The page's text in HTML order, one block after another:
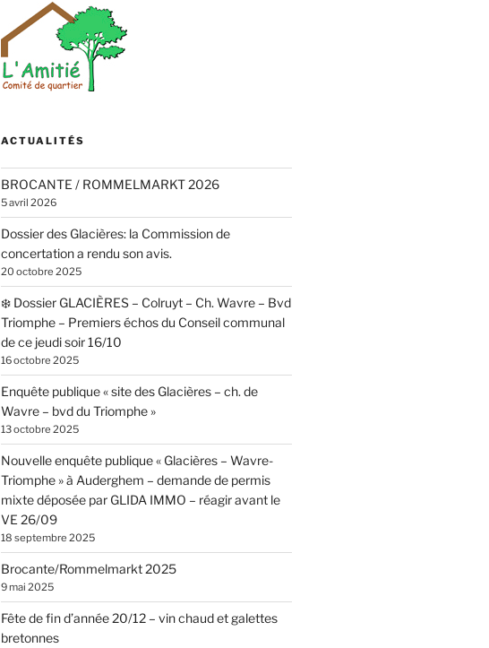
ACTUALITÉS
BROCANTE / ROMMELMARKT 2026
5 avril 2026
Dossier des Glacières: la Commission de
concertation a rendu son avis.
20 octobre 2025
❄️ Dossier GLACIÈRES – Colruyt – Ch. Wavre – Bvd
Triomphe – Premiers échos du Conseil communal
de ce jeudi soir 16/10
16 octobre 2025
Enquête publique « site des Glacières – ch. de
Wavre – bvd du Triomphe »
13 octobre 2025
Nouvelle enquête publique « Glacières – Wavre-
Triomphe » à Auderghem – demande de permis
mixte déposée par GLIDA IMMO – réagir avant le
VE 26/09
18 septembre 2025
Brocante/Rommelmarkt 2025
9 mai 2025
Fête de fin d’année 20/12 – vin chaud et galettes
bretonnes